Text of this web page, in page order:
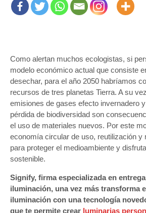
Como alertan muchos ecologistas, si
modelo económico actual que consiste
desechar, para el año 2050 habríamos
recursos de tres planetas Tierra. A su
emisiones de gases efecto invernadero
pérdida de biodiversidad son
el uso de materiales nuevos. Por este
economía circular de uso, reutilización y
para proteger el medioambiente y
sostenible.
Signify, firma especializada en
iluminación, una vez más transforma
iluminación con una tecnología
que te permite crear luminarias